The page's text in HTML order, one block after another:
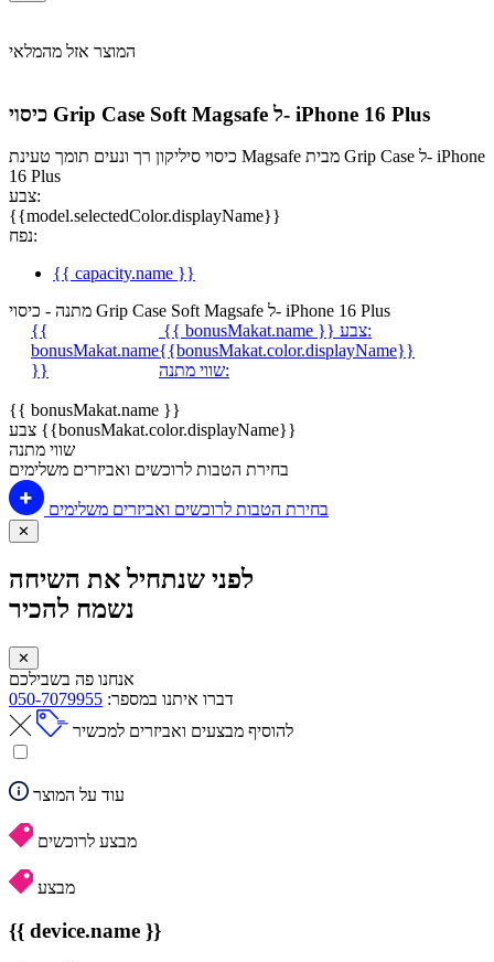
המוצר אזל מהמלאי
כיסוי Grip Case Soft Magsafe ל- iPhone 16 Plus
כיסוי סיליקון רך ונעים תומך טעינת Magsafe מבית Grip Case ל- iPhone
16 Plus
צבע:
{{model.selectedColor.displayName}}
נפח:
{{ capacity.name }}
מתנה - כיסוי Grip Case Soft Magsafe ל- iPhone 16 Plus
{{
bonusMakat.name
}}
{{ bonusMakat.name }}
צבע:
{{bonusMakat.color.displayName}}
שווי מתנה:
{{ bonusMakat.name }}
צבע {{bonusMakat.color.displayName}}
שווי מתנה
בחירת הטבות לרוכשים ואביזרים משלימים
בחירת הטבות לרוכשים ואביזרים משלימים
✕
לפני שנתחיל את השיחה
נשמח להכיר
✕
אנחנו פה בשבילכם
דברו איתנו במספר: 050-7079955
להוסיף מבצעים ואביזרים למכשיר
עוד על המוצר
מבצע לרוכשים
מבצע
{{ device.name }}